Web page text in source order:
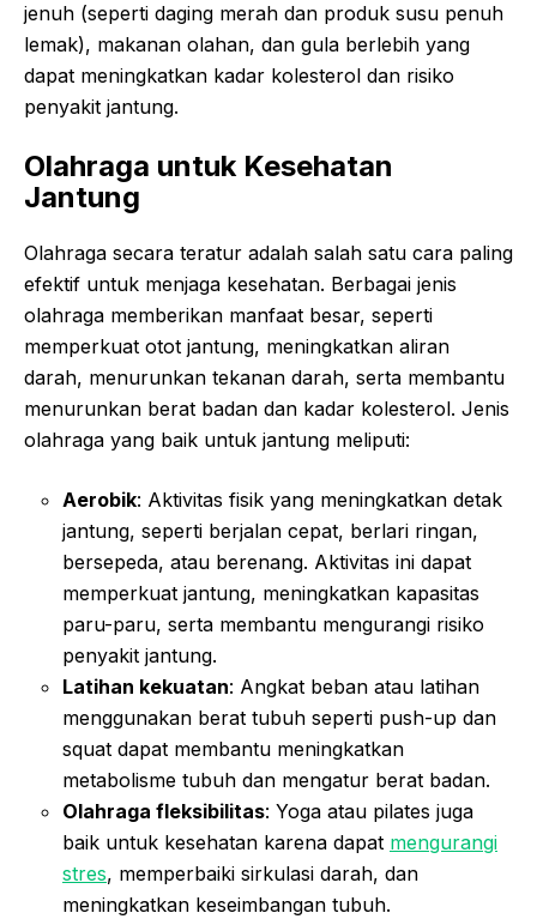
jenuh (seperti daging merah dan produk susu penuh
lemak), makanan olahan, dan gula berlebih yang
dapat meningkatkan kadar kolesterol dan risiko
penyakit jantung.
Olahraga untuk Kesehatan
Jantung
Olahraga secara teratur adalah salah satu cara paling
efektif untuk menjaga kesehatan. Berbagai jenis
olahraga memberikan manfaat besar, seperti
memperkuat otot jantung, meningkatkan aliran
darah, menurunkan tekanan darah, serta membantu
menurunkan berat badan dan kadar kolesterol. Jenis
olahraga yang baik untuk jantung meliputi:
Aerobik: Aktivitas fisik yang meningkatkan detak
jantung, seperti berjalan cepat, berlari ringan,
bersepeda, atau berenang. Aktivitas ini dapat
memperkuat jantung, meningkatkan kapasitas
paru-paru, serta membantu mengurangi risiko
penyakit jantung.
Latihan kekuatan: Angkat beban atau latihan
menggunakan berat tubuh seperti push-up dan
squat dapat membantu meningkatkan
metabolisme tubuh dan mengatur berat badan.
Olahraga fleksibilitas: Yoga atau pilates juga
baik untuk kesehatan karena dapat mengurangi
stres, memperbaiki sirkulasi darah, dan
meningkatkan keseimbangan tubuh.